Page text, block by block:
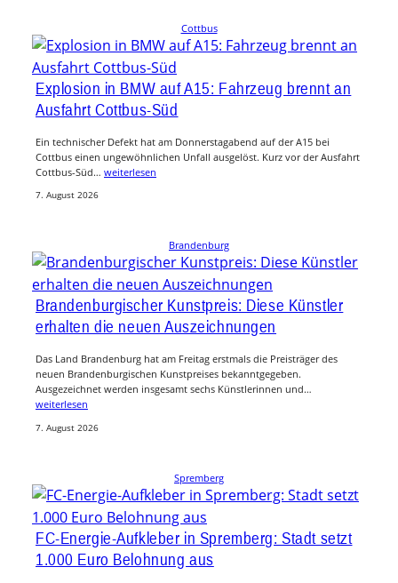
Cottbus
Explosion in BMW auf A15: Fahrzeug brennt an
Ausfahrt Cottbus-Süd
Ein technischer Defekt hat am Donnerstagabend auf der A15 bei
Cottbus einen ungewöhnlichen Unfall ausgelöst. Kurz vor der Ausfahrt
Cottbus-Süd… weiterlesen
7. August 2026
Brandenburg
Brandenburgischer Kunstpreis: Diese Künstler
erhalten die neuen Auszeichnungen
Das Land Brandenburg hat am Freitag erstmals die Preisträger des
neuen Brandenburgischen Kunstpreises bekanntgegeben.
Ausgezeichnet werden insgesamt sechs Künstlerinnen und…
weiterlesen
7. August 2026
Spremberg
FC-Energie-Aufkleber in Spremberg: Stadt setzt
1.000 Euro Belohnung aus